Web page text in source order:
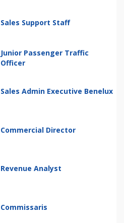
Sales Support Staff
Junior Passenger Traffic
Officer
Sales Admin Executive Benelux
Commercial Director
Revenue Analyst
Commissaris